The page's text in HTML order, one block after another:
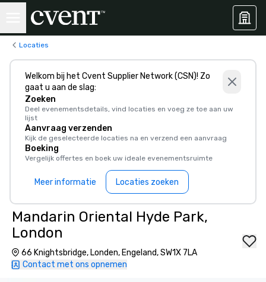
Locaties
Welkom bij het Cvent Supplier Network (CSN)! Zo
gaat u aan de slag:
Zoeken
Deel evenementsdetails, vind locaties en voeg ze toe aan uw
lijst
Aanvraag verzenden
Kijk de geselecteerde locaties na en verzend een aanvraag
Boeking
Vergelijk offertes en boek uw ideale evenementsruimte
Meer informatie Locaties zoeken
Mandarin Oriental Hyde Park,
London
66 Knightsbridge, Londen, Engeland, SW1X 7LA
Contact met ons opnemen